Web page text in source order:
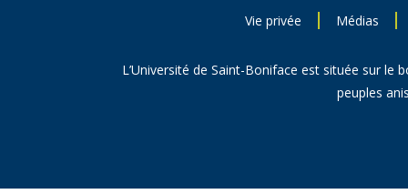
Vie privée Médias
L’Université de Saint-Boniface est située sur le
peuples